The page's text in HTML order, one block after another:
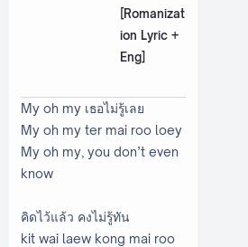
[Romanizat
ion Lyric +
Eng]
My oh my เธอไม่รู้เลย
My oh my ter mai roo loey
My oh my, you don’t even
know
คิดไว้แล้ว คงไม่รู้ทัน
kit wai laew kong mai roo